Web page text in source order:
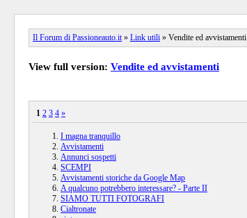
Il Forum di Passioneauto.it» Link utili » Vendite ed avvistamenti
View full version: Vendite ed avvistamenti
1 2 3 4 »
I magna tranquillo
Avvistamenti
Annunci sospetti
SCEMPI
Avvistamenti storiche da Google Map
A qualcuno potrebbero interessare? - Parte II
SIAMO TUTTI FOTOGRAFI
Cialtronate